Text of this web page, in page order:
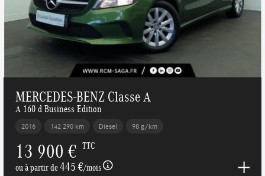
MERCEDES-BENZ Classe A
A 160 d Business Edition
2016 142 290 km Diesel 98 g/km
13 900 € TTC
ou à partir de445 €/mois